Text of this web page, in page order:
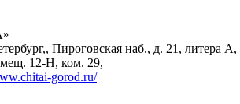
, Пироговская наб., д. 21, литера А,
12-Н, ком. 29,
gorod.ru/